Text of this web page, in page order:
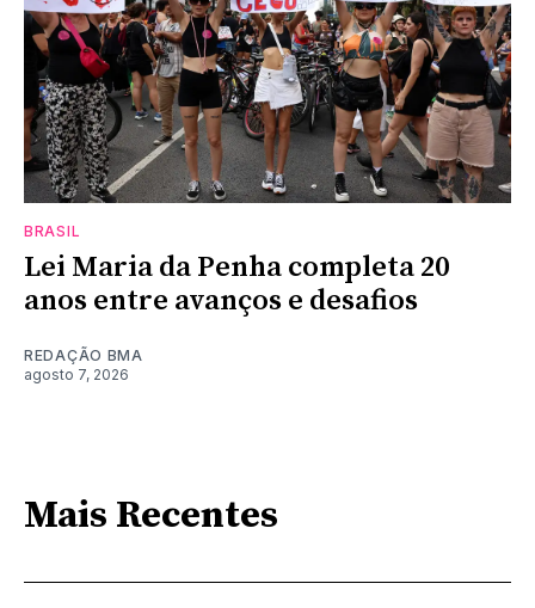
BRASIL
Lei Maria da Penha completa 20
anos entre avanços e desafios
REDAÇÃO BMA
agosto 7, 2026
Mais Recentes